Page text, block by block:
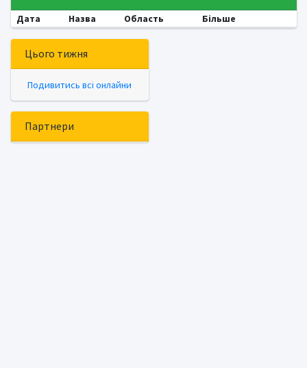
Дата Назва Область Більше
Цього тижня
Подивитись всі онлайни
Партнери